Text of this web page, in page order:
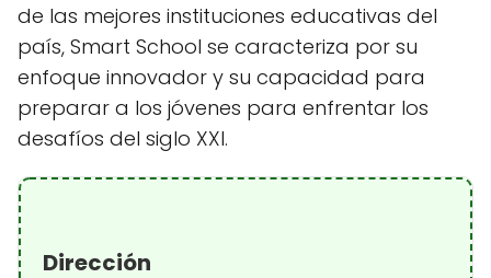
de las mejores instituciones educativas del
país, Smart School se caracteriza por su
enfoque innovador y su capacidad para
preparar a los jóvenes para enfrentar los
desafíos del siglo XXI.
Dirección